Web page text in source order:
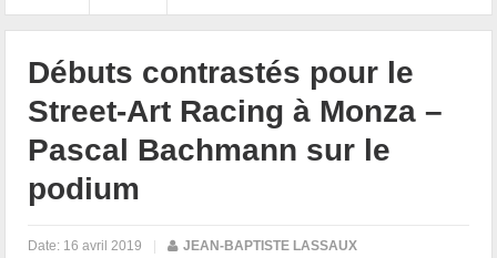
Débuts contrastés pour le
Street-Art Racing à Monza –
Pascal Bachmann sur le
podium
Date: 16 avril 2019 | JEAN-BAPTISTE LASSAUX